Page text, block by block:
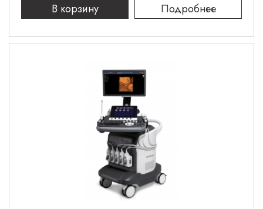
В корзину Подробнее